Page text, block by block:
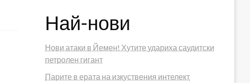
Най-нови
Нови атаки в Йемен! Хутите удариха саудитски
петролен гигант
Парите в ерата на изкуствения интелект